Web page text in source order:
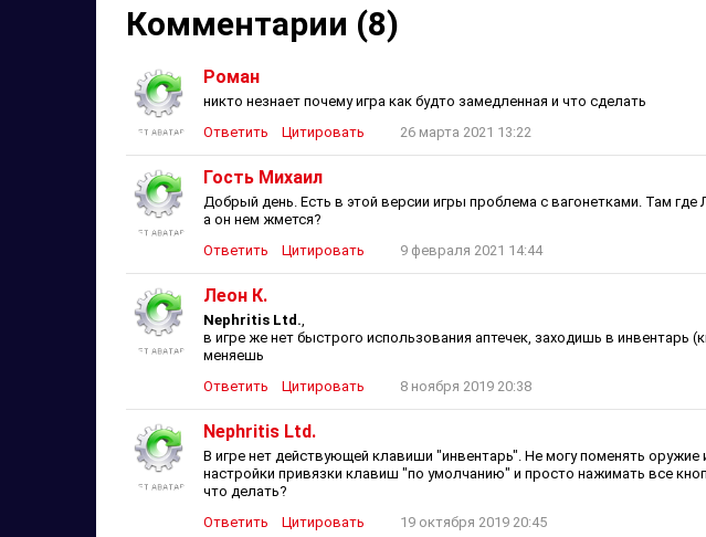
Комментарии (8)
Роман
никто незнает почему игра как будто замедленная и что сделать
Ответить
Цитировать 26 марта 2021 13:22
Гость Михаил
Добрый день. Есть в этой версии игры проблема с вагонетками. Там
а он нем жмется?
Ответить
Цитировать 9 февраля 2021 14:44
Леон К.
Nephritis Ltd.
в игре же нет быстрого использования аптечек, заходишь в инвентарь
меняешь
Ответить
Цитировать 8 ноября 2019 20:38
Nephritis Ltd.
В игре нет действующей клавиши "инвентарь". Не могу поменять оружие
настройки привязки клавиш "по умолчанию" и просто нажимать все
что делать?
Ответить
Цитировать 19 октября 2019 20:45